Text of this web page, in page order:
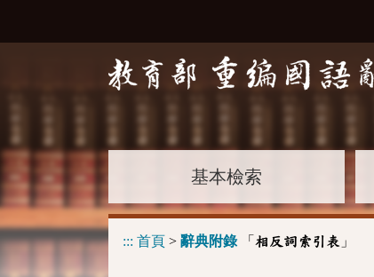
基本檢索
::: 首頁 > 辭典附錄「 相反詞索引表 」